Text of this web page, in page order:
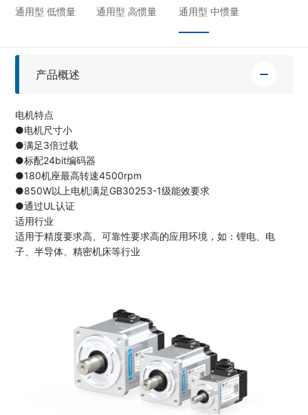
通用型 低惯量 通用型 高惯量 通用型 中惯量
产品概述
电机特点
●电机尺寸小
●满足3倍过载
●标配24bit编码器
●180机座最高转速4500rpm
●850W以上电机满足GB30253-1级能效要求
●通过UL认证
适用行业
适用于精度要求高、可靠性要求高的应用环境，如：锂电、电
子、半导体、精密机床等行业